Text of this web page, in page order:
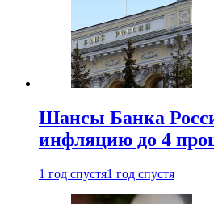
Шансы Банка
инфляцию до 4
1 год спустя1 год спустя